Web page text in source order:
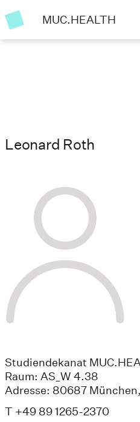
MUC.HEALTH
Leonard Roth
Studiendekanat
Raum: AS_W 4.38
Adresse: 80687
T +49 89 1265-2370